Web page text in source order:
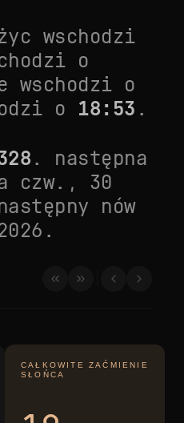
wschodzi
o
wschodzi o
o 18:53 .
. następna
czw., 30
nów
.
CAŁKOWITE ZAĆMIENIE
SŁOŃCA